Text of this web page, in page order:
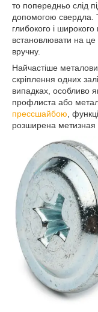
то попередньо слід
допомогою свердла.
глибокого і
встановлювати на
вручну.
Найчастіше
скріплення одних
випадках, особливо
профлиста або
прессшайбою,
розширена